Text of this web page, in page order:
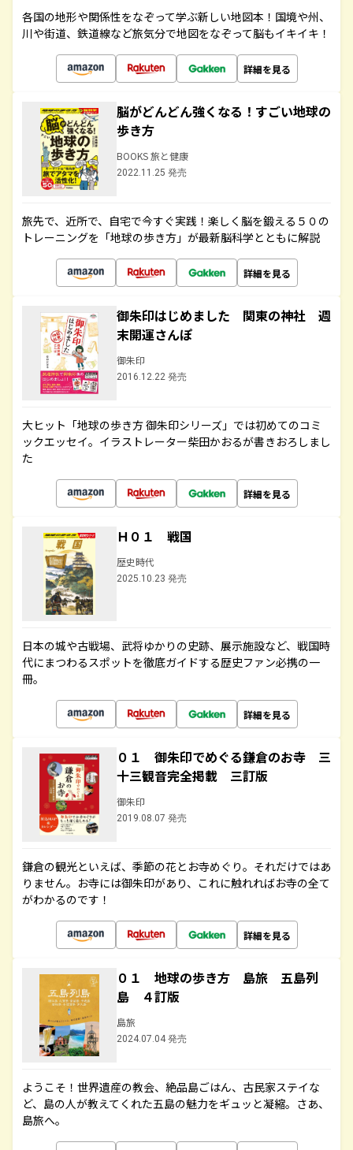
各国の地形や関係性をなぞって学ぶ新しい地図本！国境や州、
川や街道、鉄道線など旅気分で地図をなぞって脳もイキイキ！
詳細を見る
脳がどんどん強くなる！すごい地球の
歩き方
BOOKS 旅と健康
2022.11.25 発売
旅先で、近所で、自宅で今すぐ実践！楽しく脳を鍛える５０の
トレーニングを「地球の歩き方」が最新脳科学とともに解説
詳細を見る
御朱印はじめました 関東の神社 週
末開運さんぽ
御朱印
2016.12.22 発売
大ヒット「地球の歩き方 御朱印シリーズ」では初めてのコミ
ックエッセイ。イラストレーター柴田かおるが書きおろしまし
た
詳細を見る
Ｈ０１ 戦国
歴史時代
2025.10.23 発売
日本の城や古戦場、武将ゆかりの史跡、展示施設など、戦国時
代にまつわるスポットを徹底ガイドする歴史ファン必携の一
冊。
詳細を見る
０１ 御朱印でめぐる鎌倉のお寺 三
十三観音完全掲載 三訂版
御朱印
2019.08.07 発売
鎌倉の観光といえば、季節の花とお寺めぐり。それだけではあ
りません。お寺には御朱印があり、これに触れればお寺の全て
がわかるのです！
詳細を見る
０１ 地球の歩き方 島旅 五島列
島 ４訂版
島旅
2024.07.04 発売
ようこそ！世界遺産の教会、絶品島ごはん、古民家ステイな
ど、島の人が教えてくれた五島の魅力をギュッと凝縮。さあ、
島旅へ。